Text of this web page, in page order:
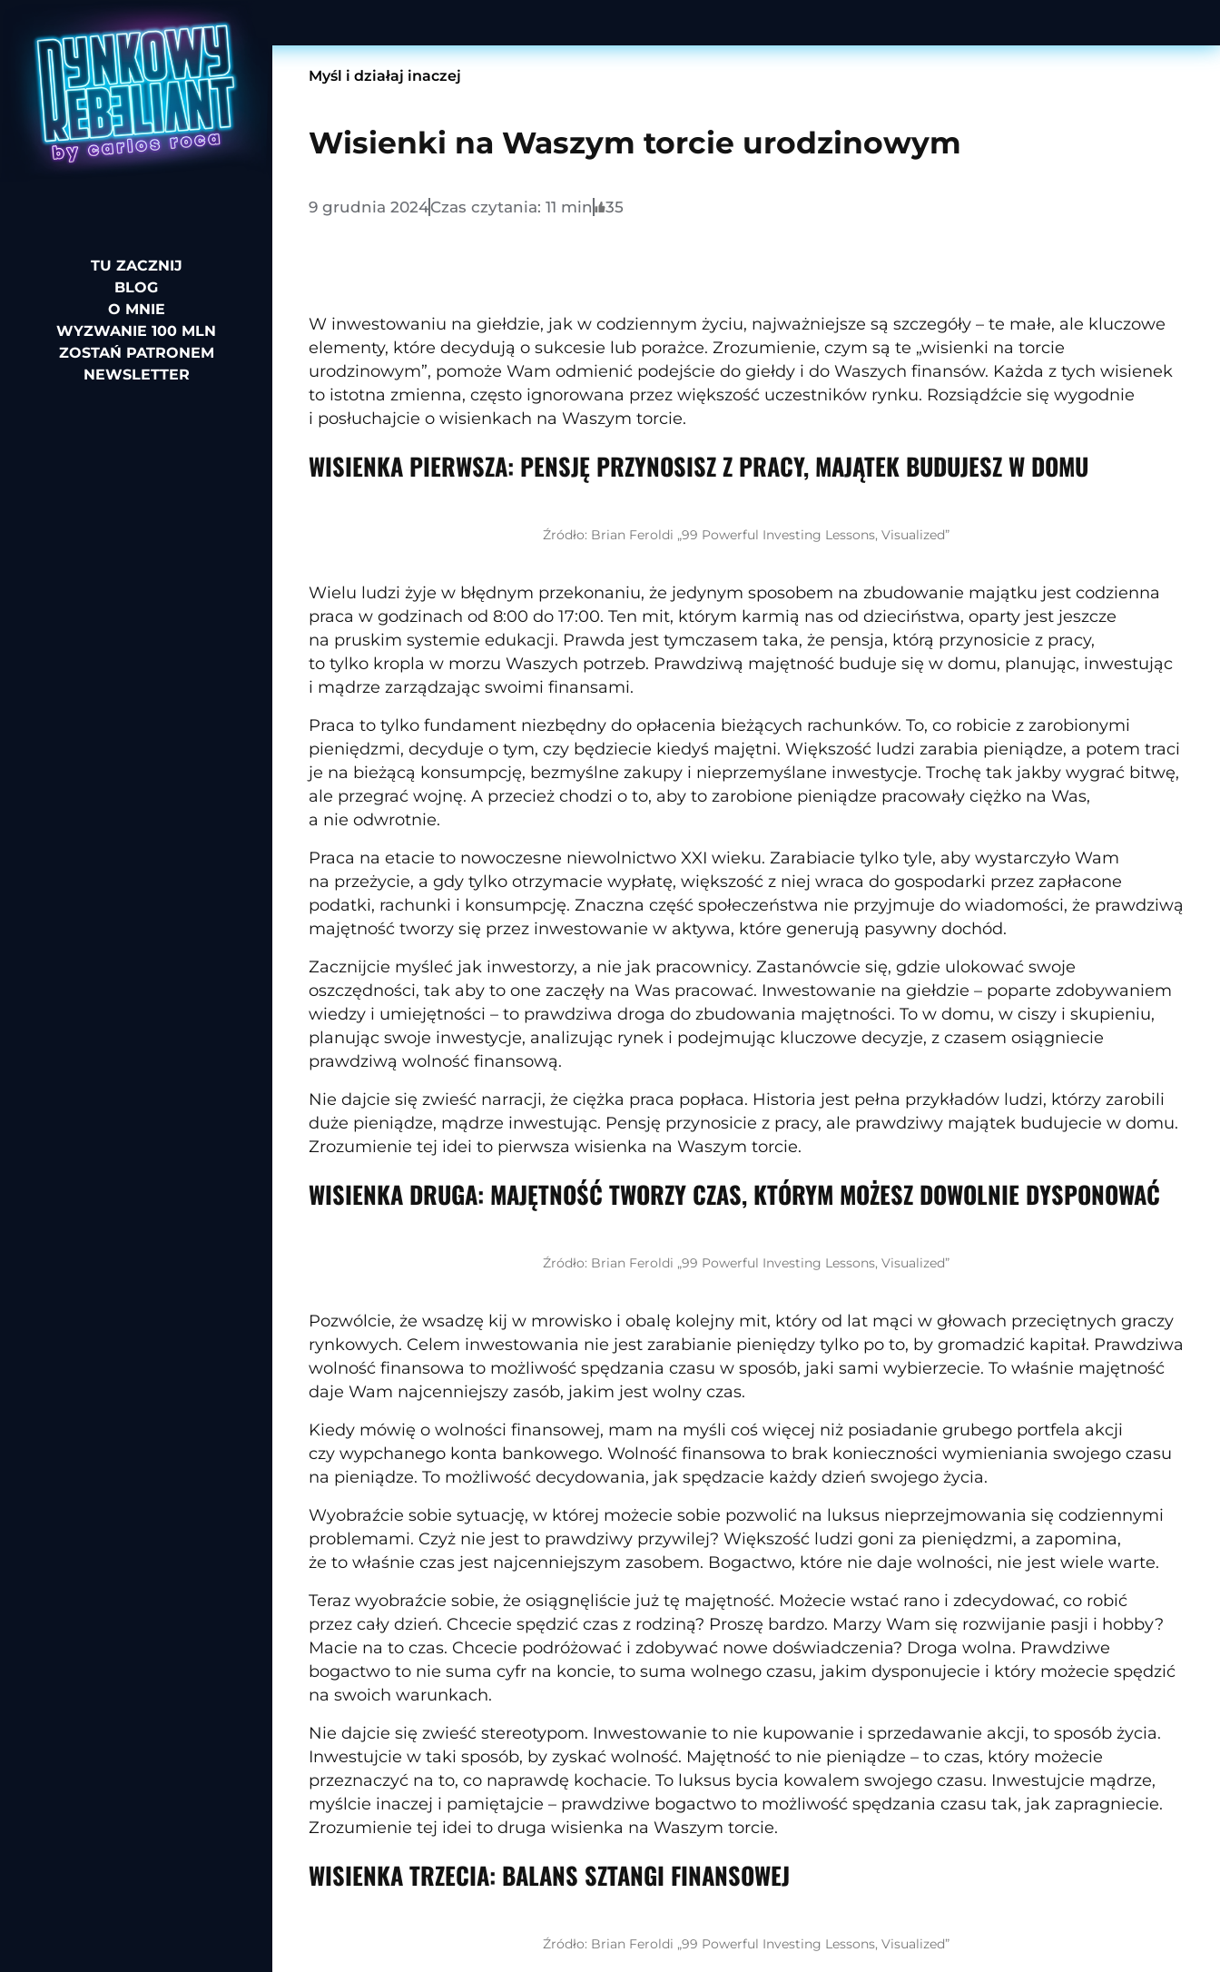
TU ZACZNIJ
BLOG
O MNIE
WYZWANIE 100 MLN
ZOSTAŃ PATRONEM
NEWSLETTER
Myśl i działaj inaczej
Wisienki na Waszym torcie urodzinowym
9 grudnia 2024Czas czytania: 11 min 35
W inwestowaniu na giełdzie, jak w codziennym życiu, najważniejsze są szczegóły – te małe, ale kluczowe
elementy, które decydują o sukcesie lub porażce. Zrozumienie, czym są te „wisienki na torcie
urodzinowym”, pomoże Wam odmienić podejście do giełdy i do Waszych finansów. Każda z tych wisienek
to istotna zmienna, często ignorowana przez większość uczestników rynku. Rozsiądźcie się wygodnie
i posłuchajcie o wisienkach na Waszym torcie.
WISIENKA PIERWSZA: PENSJĘ PRZYNOSISZ Z PRACY, MAJĄTEK BUDUJESZ W DOMU
Źródło: Brian Feroldi „99 Powerful Investing Lessons, Visualized”
Wielu ludzi żyje w błędnym przekonaniu, że jedynym sposobem na zbudowanie majątku jest codzienna
praca w godzinach od 8:00 do 17:00. Ten mit, którym karmią nas od dzieciństwa, oparty jest jeszcze
na pruskim systemie edukacji. Prawda jest tymczasem taka, że pensja, którą przynosicie z pracy,
to tylko kropla w morzu Waszych potrzeb. Prawdziwą majętność buduje się w domu, planując, inwestując
i mądrze zarządzając swoimi finansami.
Praca to tylko fundament niezbędny do opłacenia bieżących rachunków. To, co robicie z zarobionymi
pieniędzmi, decyduje o tym, czy będziecie kiedyś majętni. Większość ludzi zarabia pieniądze, a potem traci
je na bieżącą konsumpcję, bezmyślne zakupy i nieprzemyślane inwestycje. Trochę tak jakby wygrać bitwę,
ale przegrać wojnę. A przecież chodzi o to, aby to zarobione pieniądze pracowały ciężko na Was,
a nie odwrotnie.
Praca na etacie to nowoczesne niewolnictwo XXI wieku. Zarabiacie tylko tyle, aby wystarczyło Wam
na przeżycie, a gdy tylko otrzymacie wypłatę, większość z niej wraca do gospodarki przez zapłacone
podatki, rachunki i konsumpcję. Znaczna część społeczeństwa nie przyjmuje do wiadomości, że prawdziwą
majętność tworzy się przez inwestowanie w aktywa, które generują pasywny dochód.
Zacznijcie myśleć jak inwestorzy, a nie jak pracownicy. Zastanówcie się, gdzie ulokować swoje
oszczędności, tak aby to one zaczęły na Was pracować. Inwestowanie na giełdzie – poparte zdobywaniem
wiedzy i umiejętności – to prawdziwa droga do zbudowania majętności. To w domu, w ciszy i skupieniu,
planując swoje inwestycje, analizując rynek i podejmując kluczowe decyzje, z czasem osiągniecie
prawdziwą wolność finansową.
Nie dajcie się zwieść narracji, że ciężka praca popłaca. Historia jest pełna przykładów ludzi, którzy zarobili
duże pieniądze, mądrze inwestując. Pensję przynosicie z pracy, ale prawdziwy majątek budujecie w domu.
Zrozumienie tej idei to pierwsza wisienka na Waszym torcie.
WISIENKA DRUGA: MAJĘTNOŚĆ TWORZY CZAS, KTÓRYM MOŻESZ DOWOLNIE DYSPONOWAĆ
Źródło: Brian Feroldi „99 Powerful Investing Lessons, Visualized”
Pozwólcie, że wsadzę kij w mrowisko i obalę kolejny mit, który od lat mąci w głowach przeciętnych graczy
rynkowych. Celem inwestowania nie jest zarabianie pieniędzy tylko po to, by gromadzić kapitał. Prawdziwa
wolność finansowa to możliwość spędzania czasu w sposób, jaki sami wybierzecie. To właśnie majętność
daje Wam najcenniejszy zasób, jakim jest wolny czas.
Kiedy mówię o wolności finansowej, mam na myśli coś więcej niż posiadanie grubego portfela akcji
czy wypchanego konta bankowego. Wolność finansowa to brak konieczności wymieniania swojego czasu
na pieniądze. To możliwość decydowania, jak spędzacie każdy dzień swojego życia.
Wyobraźcie sobie sytuację, w której możecie sobie pozwolić na luksus nieprzejmowania się codziennymi
problemami. Czyż nie jest to prawdziwy przywilej? Większość ludzi goni za pieniędzmi, a zapomina,
że to właśnie czas jest najcenniejszym zasobem. Bogactwo, które nie daje wolności, nie jest wiele warte.
Teraz wyobraźcie sobie, że osiągnęliście już tę majętność. Możecie wstać rano i zdecydować, co robić
przez cały dzień. Chcecie spędzić czas z rodziną? Proszę bardzo. Marzy Wam się rozwijanie pasji i hobby?
Macie na to czas. Chcecie podróżować i zdobywać nowe doświadczenia? Droga wolna. Prawdziwe
bogactwo to nie suma cyfr na koncie, to suma wolnego czasu, jakim dysponujecie i który możecie spędzić
na swoich warunkach.
Nie dajcie się zwieść stereotypom. Inwestowanie to nie kupowanie i sprzedawanie akcji, to sposób życia.
Inwestujcie w taki sposób, by zyskać wolność. Majętność to nie pieniądze – to czas, który możecie
przeznaczyć na to, co naprawdę kochacie. To luksus bycia kowalem swojego czasu. Inwestujcie mądrze,
myślcie inaczej i pamiętajcie – prawdziwe bogactwo to możliwość spędzania czasu tak, jak zapragniecie.
Zrozumienie tej idei to druga wisienka na Waszym torcie.
WISIENKA TRZECIA: BALANS SZTANGI FINANSOWEJ
Źródło: Brian Feroldi „99 Powerful Investing Lessons, Visualized”